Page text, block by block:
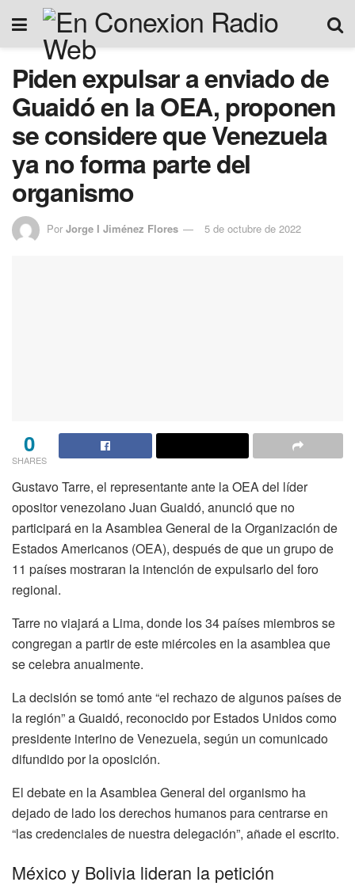
Piden expulsar a enviado de
Guaidó en la OEA, proponen
se considere que Venezuela
ya no forma parte del
organismo
Por Jorge I Jiménez Flores 5 de octubre de 2022
0
SHARES
Gustavo Tarre, el representante ante la OEA del líder
opositor venezolano Juan Guaidó, anunció que no
participará en la Asamblea General de la Organización de
Estados Americanos (OEA), después de que un grupo de
11 países mostraran la intención de expulsarlo del foro
regional.
Tarre no viajará a Lima, donde los 34 países miembros se
congregan a partir de este miércoles en la asamblea que
se celebra anualmente.
La decisión se tomó ante “el rechazo de algunos países de
la región” a Guaidó, reconocido por Estados Unidos como
presidente interino de Venezuela, según un comunicado
difundido por la oposición.
El debate en la Asamblea General del organismo ha
dejado de lado los derechos humanos para centrarse en
“las credenciales de nuestra delegación”, añade el escrito.
México y Bolivia lideran la petición